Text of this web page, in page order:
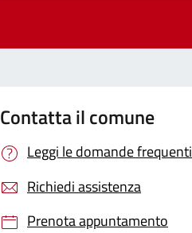
Contatta il comune
Leggi le domande frequenti
Richiedi assistenza
Prenota appuntamento